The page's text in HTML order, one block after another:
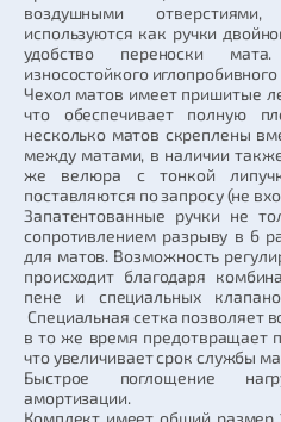
воздушными
используются как ручки
удобство переноски
износостойкого
Чехол матов имеет пришитые
что обеспечивает полную
несколько матов скреплены
между матами, в наличии
же велюра с тонкой
поставляются по запросу (не
Запатентованные ручки не
сопротивлением разрыву в 6
для матов. Возможность
происходит благодаря
пене и специальных
Специальная сетка позволяет
в то же время предотвращает
что увеличивает срок службы
Быстрое поглощение
амортизации.
Комплект имеет общий размер